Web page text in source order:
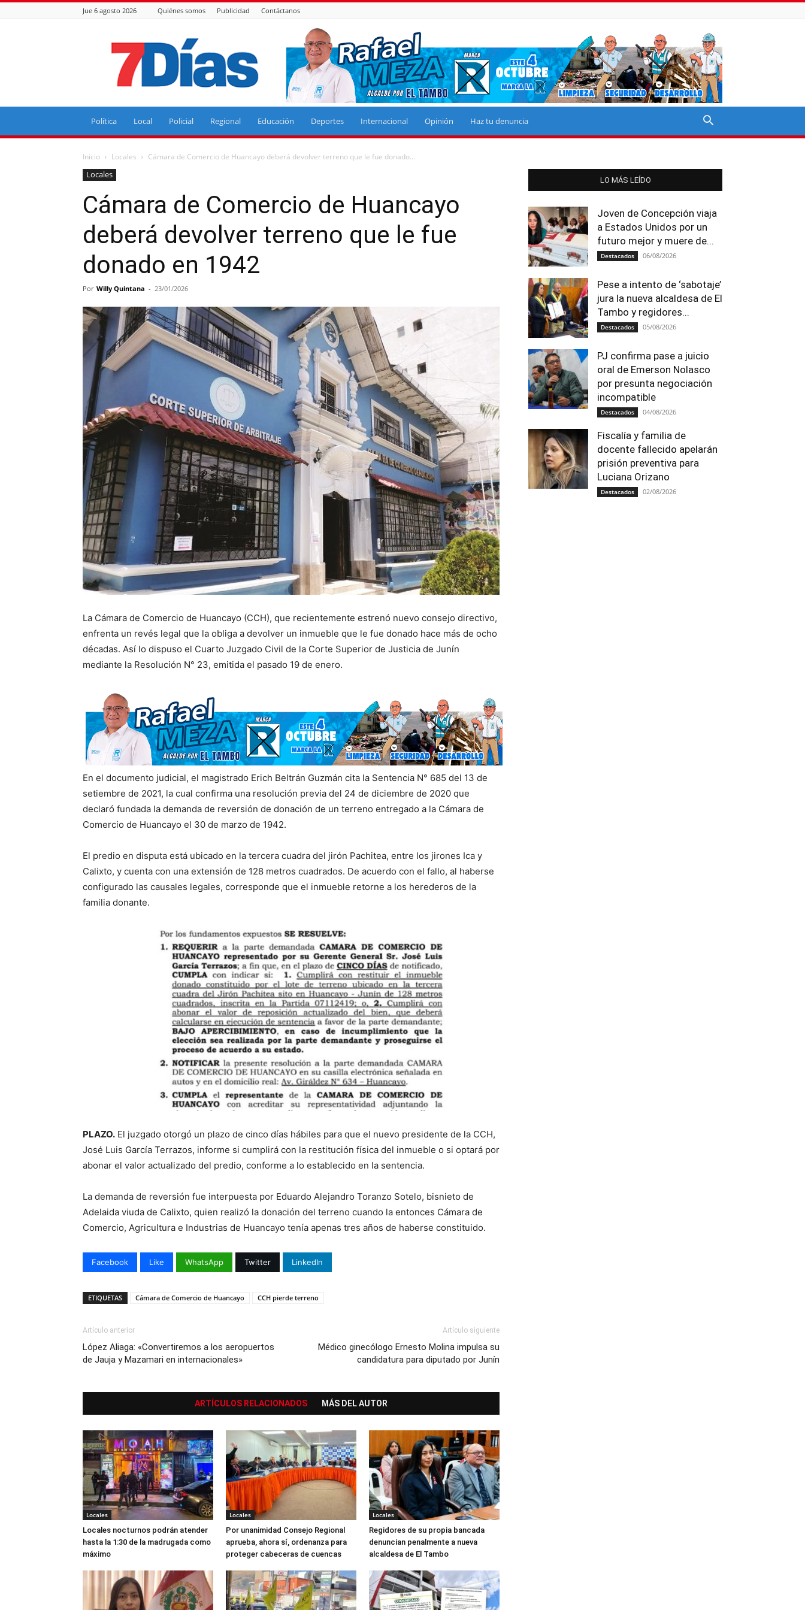
Jue 6 agosto 2026 Quiénes somos Publicidad Contáctanos
7
Días
Política Local Policial Regional Educación Deportes Internacional Opinión Haz tu denuncia
Inicio Locales Cámara de Comercio de Huancayo deberá devolver terreno que le fue donado...
Locales
Cámara de Comercio de Huancayo
deberá devolver terreno que le fue
donado en 1942
Por Willy Quintana - 23/01/2026
La Cámara de Comercio de Huancayo (CCH), que recientemente estrenó nuevo consejo directivo,
enfrenta un revés legal que la obliga a devolver un inmueble que le fue donado hace más de ocho
décadas. Así lo dispuso el Cuarto Juzgado Civil de la Corte Superior de Justicia de Junín
mediante la Resolución N° 23, emitida el pasado 19 de enero.
En el documento judicial, el magistrado Erich Beltrán Guzmán cita la Sentencia N° 685 del 13 de
setiembre de 2021, la cual confirma una resolución previa del 24 de diciembre de 2020 que
declaró fundada la demanda de reversión de donación de un terreno entregado a la Cámara de
Comercio de Huancayo el 30 de marzo de 1942.
El predio en disputa está ubicado en la tercera cuadra del jirón Pachitea, entre los jirones Ica y
Calixto, y cuenta con una extensión de 128 metros cuadrados. De acuerdo con el fallo, al haberse
configurado las causales legales, corresponde que el inmueble retorne a los herederos de la
familia donante.
PLAZO. El juzgado otorgó un plazo de cinco días hábiles para que el nuevo presidente de la CCH,
José Luis García Terrazos, informe si cumplirá con la restitución física del inmueble o si optará por
abonar el valor actualizado del predio, conforme a lo establecido en la sentencia.
La demanda de reversión fue interpuesta por Eduardo Alejandro Toranzo Sotelo, bisnieto de
Adelaida viuda de Calixto, quien realizó la donación del terreno cuando la entonces Cámara de
Comercio, Agricultura e Industrias de Huancayo tenía apenas tres años de haberse constituido.
Facebook Like WhatsApp Twitter LinkedIn
ETIQUETAS Cámara de Comercio de Huancayo CCH pierde terreno
Artículo anterior
López Aliaga: «Convertiremos a los aeropuertos
de Jauja y Mazamari en internacionales»
Artículo siguiente
Médico ginecólogo Ernesto Molina impulsa su
candidatura para diputado por Junín
ARTÍCULOS RELACIONADOS MÁS DEL AUTOR
Locales
Locales nocturnos podrán atender
hasta la 1:30 de la madrugada como
máximo
Locales
Por unanimidad Consejo Regional
aprueba, ahora sí, ordenanza para
proteger cabeceras de cuencas
Locales
Regidores de su propia bancada
denuncian penalmente a nueva
alcaldesa de El Tambo
LO MÁS LEÍDO
Joven de Concepción viaja
a Estados Unidos por un
futuro mejor y muere de...
Destacados 06/08/2026
Pese a intento de ‘sabotaje’
jura la nueva alcaldesa de El
Tambo y regidores...
Destacados 05/08/2026
PJ confirma pase a juicio
oral de Emerson Nolasco
por presunta negociación
incompatible
Destacados 04/08/2026
Fiscalía y familia de
docente fallecido apelarán
prisión preventiva para
Luciana Orizano
Destacados 02/08/2026